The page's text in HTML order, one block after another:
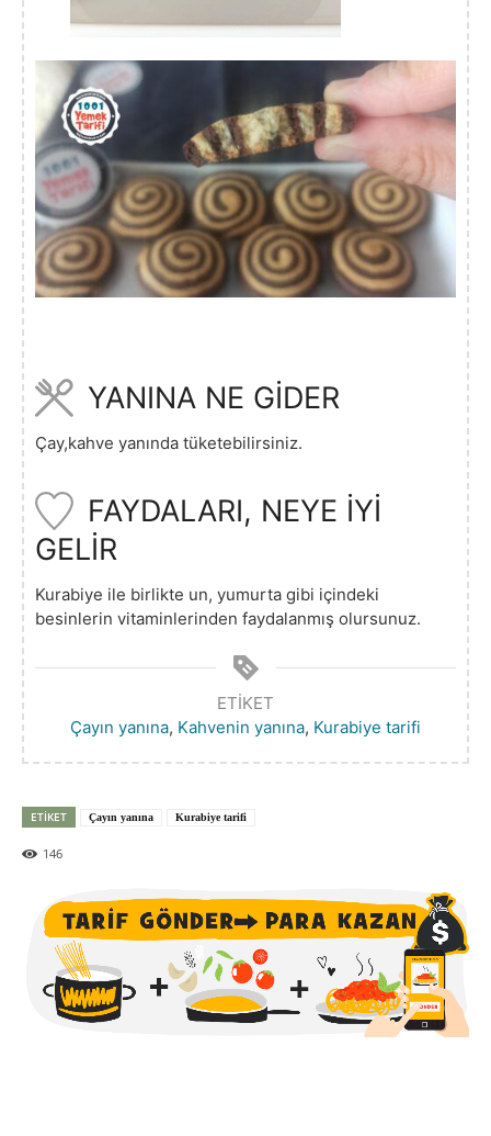
YANINA NE GİDER
Çay,kahve yanında tüketebilirsiniz.
FAYDALARI, NEYE İYİ
GELİR
Kurabiye ile birlikte un, yumurta gibi içindeki
besinlerin vitaminlerinden faydalanmış olursunuz.
ETIKET
Çayın yanına, Kahvenin yanına, Kurabiye tarifi
ETIKET Çayın yanına Kurabiye tarifi
146